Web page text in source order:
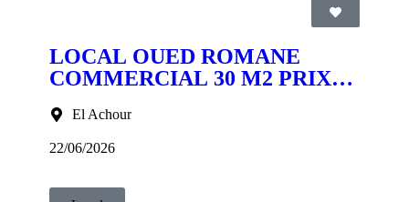
LOCAL OUED ROMANE
COMMERCIAL 30 M2 PRIX
El Achour
22/06/2026